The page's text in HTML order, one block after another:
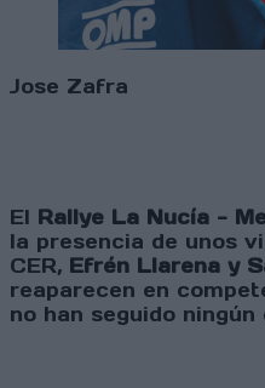
Jose Zafra
El Rallye La Nucía -
la presencia de unos
CER, Efrén Llarena y
reaparecen en
no han seguido ningún